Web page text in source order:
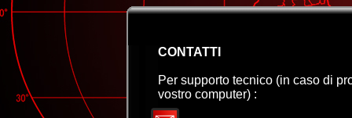
CONTATTI
Per supporto tecnico (in caso di
vostro computer) :